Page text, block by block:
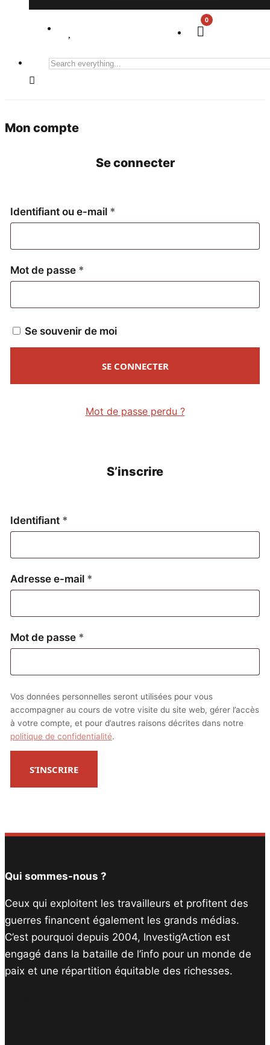
0
Search
Mon compte
Se connecter
Identifiant ou e-mail *
Mot de passe *
Se souvenir de moi
SE CONNECTER
Mot de passe perdu ?
S’inscrire
Identifiant *
Adresse e-mail *
Mot de passe *
Vos données personnelles seront utilisées pour vous
accompagner au cours de votre visite du site web, gérer l’accès
à votre compte, et pour d’autres raisons décrites dans notre
politique de confidentialité.
S’INSCRIRE
Qui sommes-nous ?
Ceux qui exploitent les travailleurs et profitent des
guerres financent également les grands médias.
C’est pourquoi depuis 2004, Investig’Action est
engagé dans la bataille de l’info pour un monde de
paix et une répartition équitable des richesses.